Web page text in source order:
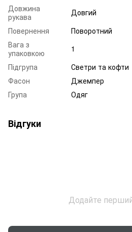
Довжина
рукава
Довгий
Повернення
Поворотний
Вага з
упаковкою
1
Підгрупа
Светри та кофти
Фасон
Джемпер
Група
Одяг
Відгуки
Додайте